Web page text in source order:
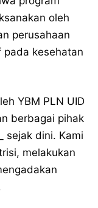
oleh
perusahaan
pada kesehatan
YBM PLN UID
berbagai pihak
sejak dini. Kami
melakukan